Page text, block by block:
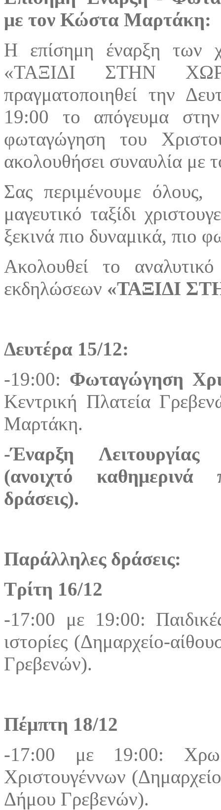
με τον Κώστα Μαρτάκη:
Η επίσημη έναρξη των
«ΤΑΞΙΔΙ ΣΤΗΝ
πραγματοποιηθεί την
19:00 το απόγευμα
φωταγώγηση του
ακολουθήσει συναυλία
Σας περιμένουμε
μαγευτικό ταξίδι
ξεκινά πιο δυναμικά, πιο
Ακολουθεί το
εκδηλώσεων «ΤΑΞΙΔΙ
Δευτέρα 15/12:
-19:00: Φωταγώγηση
Κεντρική Πλατεία
Μαρτάκη.
-Έναρξη Λειτουργίας
(ανοιχτό καθημερινά
δράσεις).
Παράλληλες δράσεις:
Τρίτη 16/12
-17:00 με 19:00: Παιδικές
ιστορίες (Δημαρχείο-
Γρεβενών).
Πέμπτη 18/12
-17:00 με 19:00:
Χριστουγέννων
Δήμου Γρεβενών).